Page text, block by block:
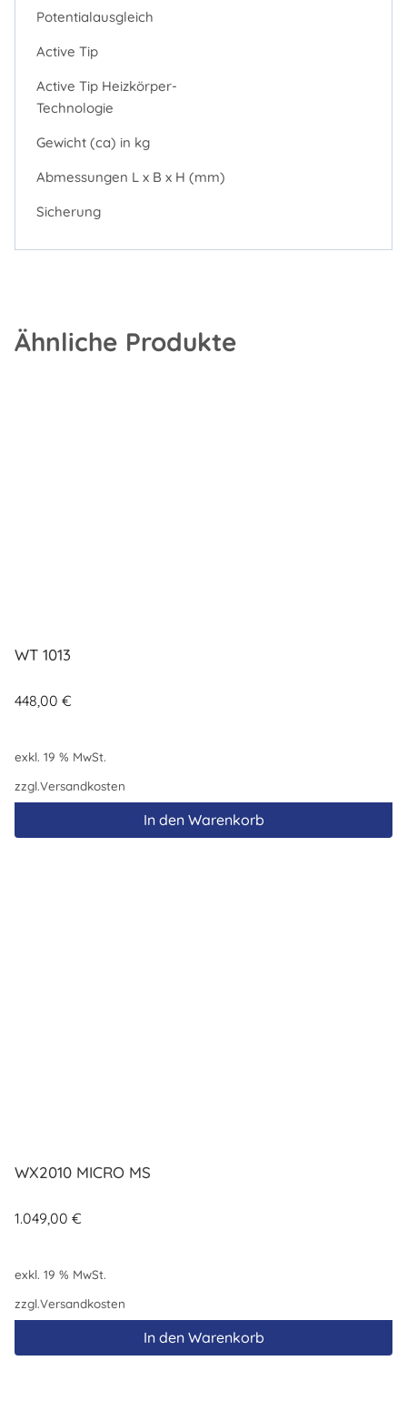
Potentialausgleich
Active Tip
Active Tip Heizkörper-
Technologie
Gewicht (ca) in kg
Abmessungen L x B x H (mm)
Sicherung
Ähnliche Produkte
WT 1013
448,00 €
exkl. 19 % MwSt.
zzgl.Versandkosten
In den Warenkorb
WX2010 MICRO MS
1.049,00 €
exkl. 19 % MwSt.
zzgl.Versandkosten
In den Warenkorb